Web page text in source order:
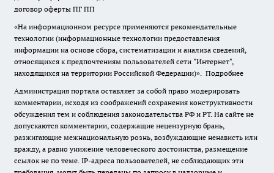
договор оферты ПГ ПП
«На информационном ресурсе применяются рекомендательные
технологии (информационные технологии предоставления
информации на основе сбора, систематизации и анализа сведений,
относящихся к предпочтениям пользователей сети "Интернет",
находящихся на территории Российской Федерации)». Подробнее
Администрация портала оставляет за собой право модерировать
комментарии, исходя из соображений сохранения конструктивности
обсуждения тем и соблюдения законодательства РФ и РТ. На сайте не
допускаются комментарии, содержащие нецензурную брань,
разжигающие межнациональную рознь, возбуждающие ненависть или
вражду, а равно унижение человеческого достоинства, размещение
ссылок не по теме. IP-адреса пользователей, не соблюдающих эти